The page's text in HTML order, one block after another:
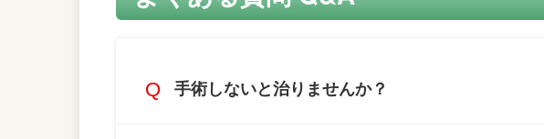
手術しないと治りませんか？